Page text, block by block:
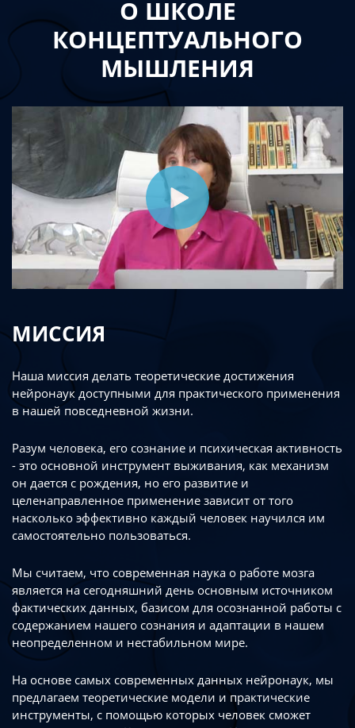
О ШКОЛЕ
КОНЦЕПТУАЛЬНОГО
МЫШЛЕНИЯ
МИССИЯ
Наша миссия делать теоретические достижения
нейронаук доступными для практического применения
в нашей повседневной жизни.
Разум человека, его сознание и психическая активность
- это основной инструмент выживания, как механизм
он дается с рождения, но его развитие и
целенаправленное применение зависит от того
насколько эффективно каждый человек научился им
самостоятельно пользоваться.
Мы считаем, что современная наука о работе мозга
является на сегодняшний день основным источником
фактических данных, базисом для осознанной работы с
содержанием нашего сознания и адаптации в нашем
неопределенном и нестабильном мире.
На основе самых современных данных нейронаук, мы
предлагаем теоретические модели и практические
инструменты, с помощью которых человек сможет